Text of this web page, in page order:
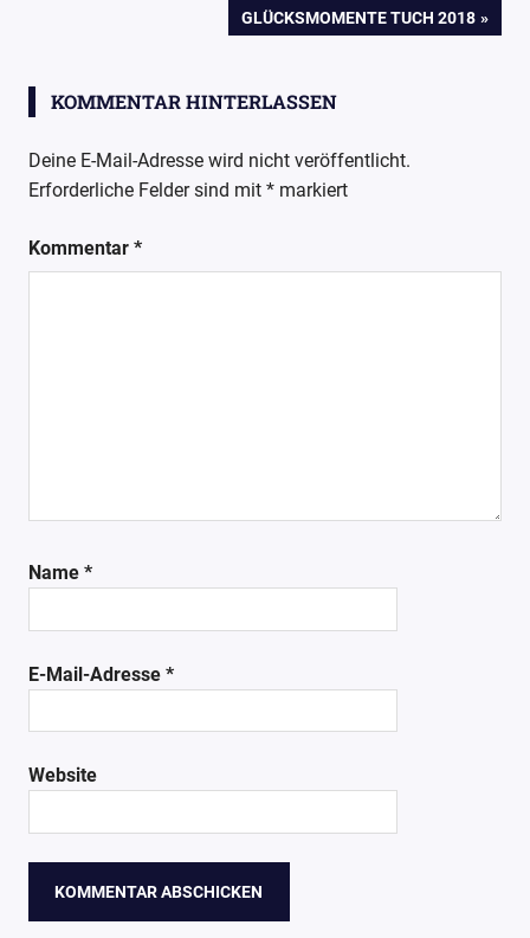
Weihnachten
wollpoetin
NÄCHSTER
GLÜCKSMOMENTE TUCH 2018
KOMMENTAR HINTERLASSEN
Deine E-Mail-Adresse wird nicht veröffentlicht.
Erforderliche Felder sind mit * markiert
Kommentar *
Name *
E-Mail-Adresse *
Website